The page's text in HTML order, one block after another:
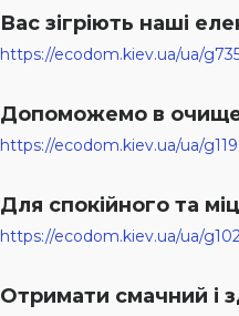
Вас зігріють наші
https://ecodom.kiev.ua/ua/
Допоможемо в
https://ecodom.kiev.ua/ua/
Для спокійного та
https://ecodom.kiev.ua/ua/
Отримати смачний і